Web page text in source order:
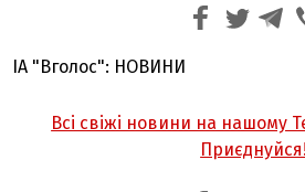
ІА "Вголос": НОВИНИ
Всі свіжі новини на нашому
Приєднуйся!